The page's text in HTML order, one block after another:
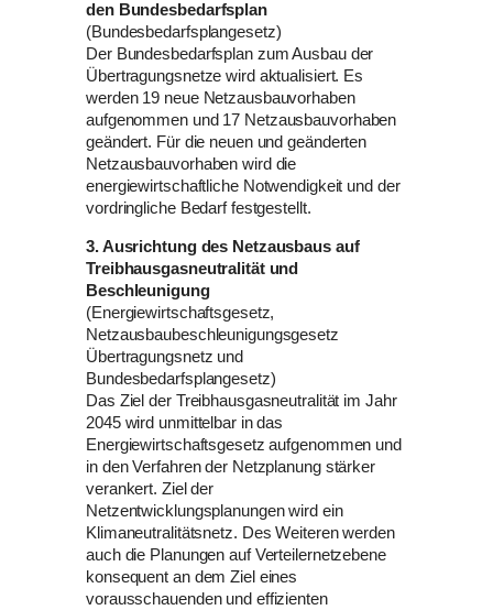
den Bundesbedarfsplan
(Bundesbedarfsplangesetz)
Der Bundesbedarfsplan zum Ausbau der
Übertragungsnetze wird aktualisiert. Es
werden 19 neue Netzausbauvorhaben
aufgenommen und 17 Netzausbauvorhaben
geändert. Für die neuen und geänderten
Netzausbauvorhaben wird die
energiewirtschaftliche Notwendigkeit und der
vordringliche Bedarf festgestellt.
3. Ausrichtung des Netzausbaus auf
Treibhausgasneutralität und
Beschleunigung
(Energiewirtschaftsgesetz,
Netzausbaubeschleunigungsgesetz
Übertragungsnetz und
Bundesbedarfsplangesetz)
Das Ziel der Treibhausgasneutralität im Jahr
2045 wird unmittelbar in das
Energiewirtschaftsgesetz aufgenommen und
in den Verfahren der Netzplanung stärker
verankert. Ziel der
Netzentwicklungsplanungen wird ein
Klimaneutralitätsnetz. Des Weiteren werden
auch die Planungen auf Verteilernetzebene
konsequent an dem Ziel eines
vorausschauenden und effizienten